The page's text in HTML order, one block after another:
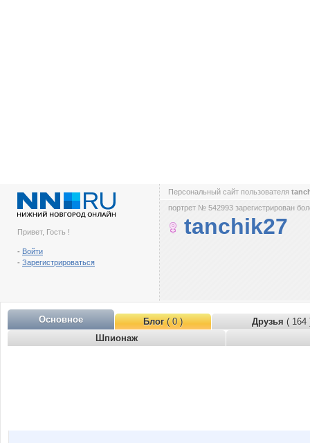
Привет, Гость !
- Войти
- Зарегистрироваться
Персональный сайт пользователя
портрет № 542993 зарегистрирован
tanchik27
Основное Блог( 0 ) Друзья ( 164
Шпионаж